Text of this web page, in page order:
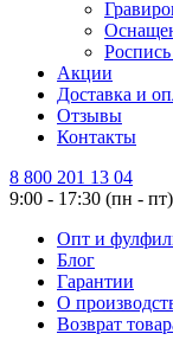
Роспись
Акции
Доставка и
Отзывы
Контакты
8 800 201 13 04
9:00 - 17:30 (пн - пт)
Опт и
Блог
Гарантии
О
Возврат